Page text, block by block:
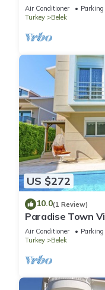
Air Conditioner Parking
Turkey
Belek
US $272
10.0(1 Review)
Paradise Town
Air Conditioner Parking
Turkey
Belek